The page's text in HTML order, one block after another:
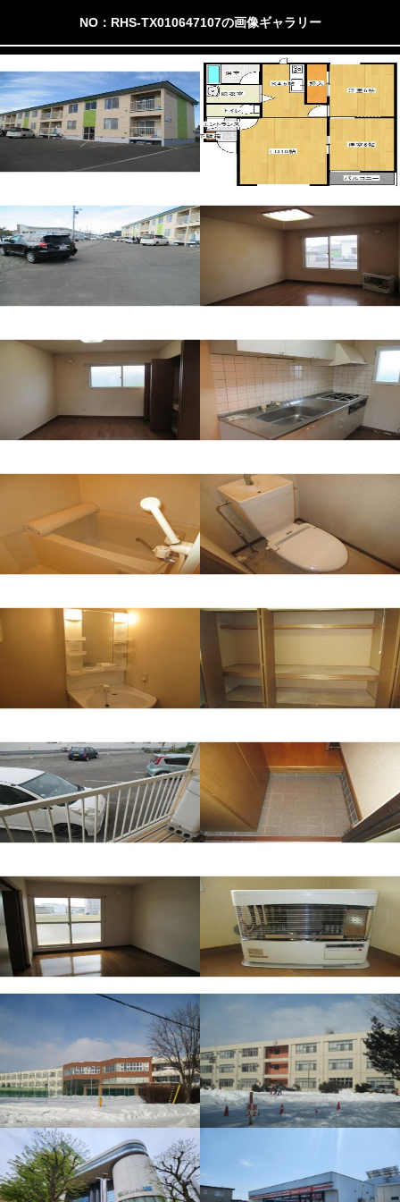
NO：RHS-TX010647107の画像ギャラリー